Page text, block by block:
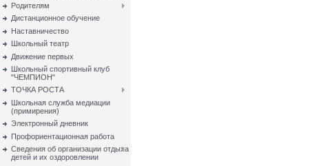
Родителям
Дистанционное обучение
Наставничество
Школьный театр
Движение первых
Школьный спортивный клуб
"ЧЕМПИОН"
ТОЧКА РОСТА
Школьная служба медиации
(примирения)
Электронный дневник
Профориентационная работа
Сведения об организации отдыха
детей и их оздоровлении